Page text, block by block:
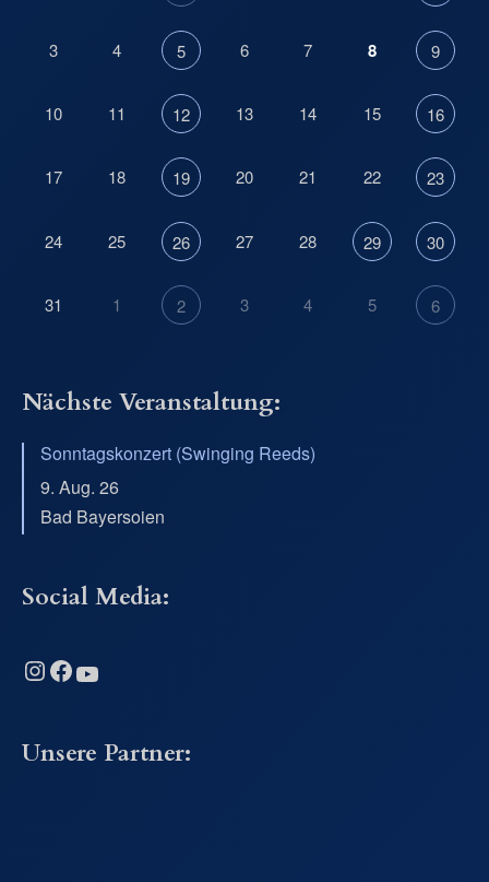
3 4 5 6 7 8 9
10 11 12 13 14 15 16
17 18 19 20 21 22 23
24 25 26 27 28 29 30
31 1 2 3 4 5 6
Nächste Veranstaltung:
Sonntagskonzert (Swinging Reeds)
9. Aug. 26
Bad Bayersoien
Social Media:
Instagram Facebook YouTube
Unsere Partner: